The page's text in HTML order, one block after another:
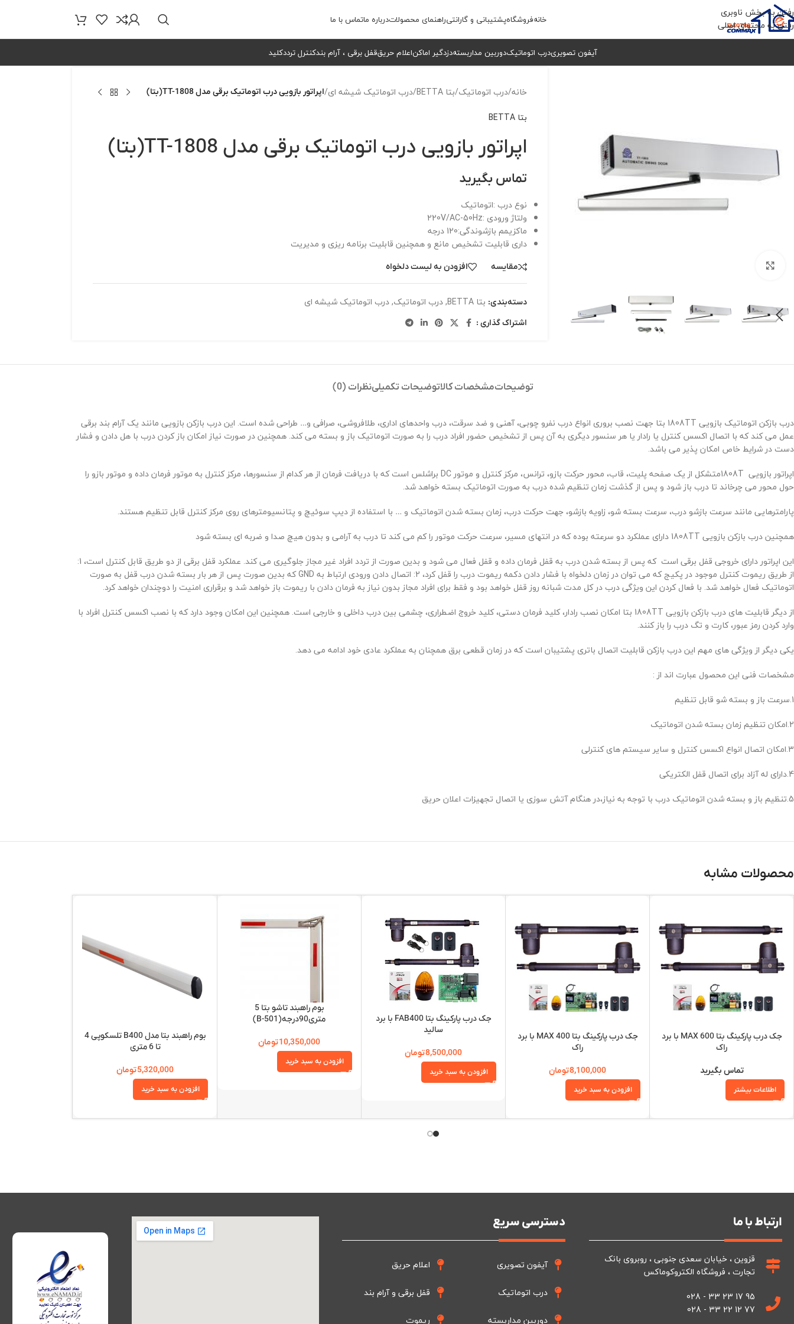
رفتن به بخش ناوبری
رفتن به محتوای اصلی
خانهفروشگاهپشتیبانی و گارانتیراهنمای محصولاتدرباره ماتماس با ما
آیفون تصویریدرب اتوماتیکدوربین مداربستهدزدگیر اماکناعلام حریققفل برقی ، آرام بندکنترل ترددکلید
خانه/درب اتوماتیک/بتا BETTA /درب اتوماتیک شیشه ای/اپراتور بازویی درب اتوماتیک برقی مدل TT-1808(بتا)
بتا BETTA
اپراتور بازویی درب اتوماتیک برقی مدل TT-1808(بتا)
تماس بگیرید
نوع درب :اتوماتیک
ولتاژ ورودی :220V/AC-50Hz
ماکزیمم بازشوندگی:120 درجه
داری قابلیت تشخیص مانع و همچنین قابلیت برنامه ریزی و مدیریت
مقایسه افزودن به لیست دلخواه
دسته‌بندی: بتا BETTA ,درب اتوماتیک,درب اتوماتیک شیشه ای
اشتراک گذاری :
توضیحاتمشخصات کالاتوضیحات تکمیلینظرات (0)
درب بازکن اتوماتیک بازویی 1808TT بتا جهت نصب بروری انواع درب نفرو چوبی، آهنی و ضد سرقت، درب واحدهای اداری، طلافروشی، صرافی و… طراحی شده است. این درب بازکن بازویی مانند یک آرام بند برقی
عمل می کند که با اتصال اکسس کنترل یا رادار یا هر سنسور دیگری به آن پس از تشخیص حضور افراد درب را به صورت اتوماتیک باز و بسته می کند. همچنین در صورت نیاز امکان باز کردن درب با هل دادن و فشار
دست در شرایط خاص امکان پذیر می باشد.
اپراتور بازویی 1808Tمتشکل از یک صفحه پلیت، قاب، محور حرکت بازو، ترانس، مرکز کنترل و موتورDC براشلس است که با دریافت فرمان از هر کدام از سنسورها، مرکز کنترل به موتور فرمان داده و موتور بازو را
حول محور می چرخاند تا درب باز شود و پس از گذشت زمان تنظیم شده درب به صورت اتوماتیک بسته خواهد شد.
پارامترهایی مانند سرعت بازشو درب، سرعت بسته شو، زاویه بازشو، جهت حرکت درب، زمان بسته شدن اتوماتیک و … با استفاده از دیپ سوئیچ و پتانسیومترهای روی مرکز کنترل قابل تنظیم هستند.
همچنین درب بازکن بازویی 1808TT دارای عملکرد دو سرعته بوده که در انتهای مسیر، سرعت حرکت موتور را کم می کند تا درب به آرامی و بدون هیچ صدا و ضربه ای بسته شود
این اپراتور دارای خروجی قفل برقی است که پس از بسته شدن درب به قفل فرمان داده و قفل فعال می شود و بدین صورت از تردد افراد غیر مجاز جلوگیری می کند. عملکرد قفل برقی از دو طریق قابل کنترل است، 1:
از طریق ریموت کنترل موجود در پکیج که می توان در زمان دلخواه با فشار دادن دکمه ریموت درب را قفل کرد، 2: اتصال دادن ورودی ارتباط به
GNDکه بدین صورت پس از هر بار بسته شدن درب قفل به صورت
اتوماتیک فعال خواهد شد. با فعال کردن این ویژگی درب در کل مدت شبانه روز قفل خواهد بود و فقط برای افراد مجاز بدون نیاز به فرمان دادن با ریموت باز خواهد شد و برقراری امنیت را دوچندان خواهد کرد.
از دیگر قابلیت های درب بازکن بازویی 1808TT بتا امکان نصب رادار، کلید فرمان دستی، کلید خروج اضطراری، چشمی بین درب داخلی و خارجی است. همچنین این امکان وجود دارد که با نصب اکسس کنترل افراد با
وارد کردن رمز عبور، کارت و تگ درب را باز کنند.
یکی دیگر از ویژگی های مهم این درب بازکن قابلیت اتصال باتری پشتیبان است که در زمان قطعی برق همچنان به عملکرد عادی خود ادامه می دهد.
مشخصات فنی این محصول عبارت اند از :
1.سرعت باز و بسته شو قابل تنظیم
2.امکان تنظیم زمان بسته شدن اتوماتیک
3.امکان اتصال انواع اکسس کنترل و سایر سیستم های کنترلی
4.دارای له آزاد برای اتصال قفل الکتریکی
5.تنظیم باز و بسته شدن اتوماتیک درب با توجه به نیاز،در هنگام آتش سوزی یا اتصال تجهیزات اعلان حریق
محصولات مشابه
جک درب پارکینگ بتا MAX 600 با برد
راک
تماس بگیرید
اطلاعات بیشتر
جک درب پارکینگ بتا MAX 400 با برد
راک
8,100,000تومان
افزودن به سبد خرید
جک درب پارکینگ بتا FAB400 با برد
سالید
8,500,000تومان
افزودن به سبد خرید
بوم راهبند تاشو بتا 5
متری90درجه(B-501)
10,350,000تومان
افزودن به سبد خرید
بوم راهبند بتا مدل B400 تلسکوپی 4
تا 6 متری
5,320,000تومان
افزودن به سبد خرید
ارتباط با ما
قزوین ، خیابان سعدی جنوبی ، روبروی بانک
تجارت ، فروشگاه الکتروکوماکس
95 17 23 33 - 028
77 12 22 33 - 028
دسترسی سریع
آیفون تصویری
درب اتوماتیک
دوربین مداربسته
اعلام حریق
قفل برقی و آرام بند
ریموت